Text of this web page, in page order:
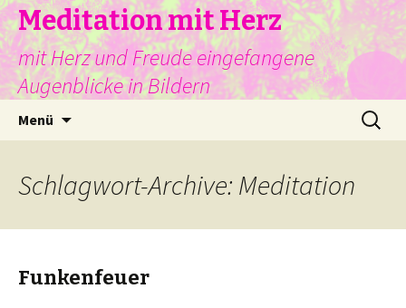
Meditation mit Herz
mit Herz und Freude eingefangene
Augenblicke in Bildern
Menü
Suche
nach:
Schlagwort-Archive: Meditation
Funkenfeuer